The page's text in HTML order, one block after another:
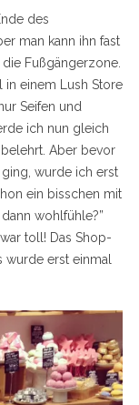
des
man kann ihn fast
Fußgängerzone.
in einem Lush Store
Seifen und
ich nun gleich
Aber bevor
wurde ich erst
ein bisschen mit
wohlfühle?”
toll! Das Shop-
erst einmal